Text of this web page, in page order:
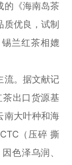
的《海南岛茶
优良，试制
兰红茶相媲
流。据文献记
出口货源基
南大叶种和海
（压碎 撕
色泽乌润、